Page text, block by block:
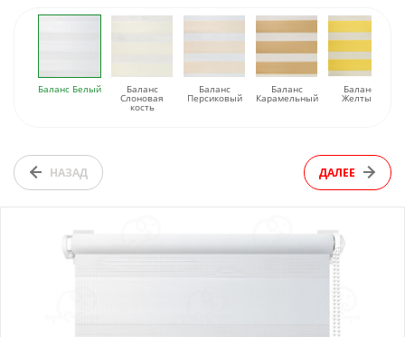
Баланс Белый Баланс
Слоновая
кость
Баланс
Персиковый
Баланс
Карамельный
Баланс
Желтый
НАЗАД ДАЛЕЕ